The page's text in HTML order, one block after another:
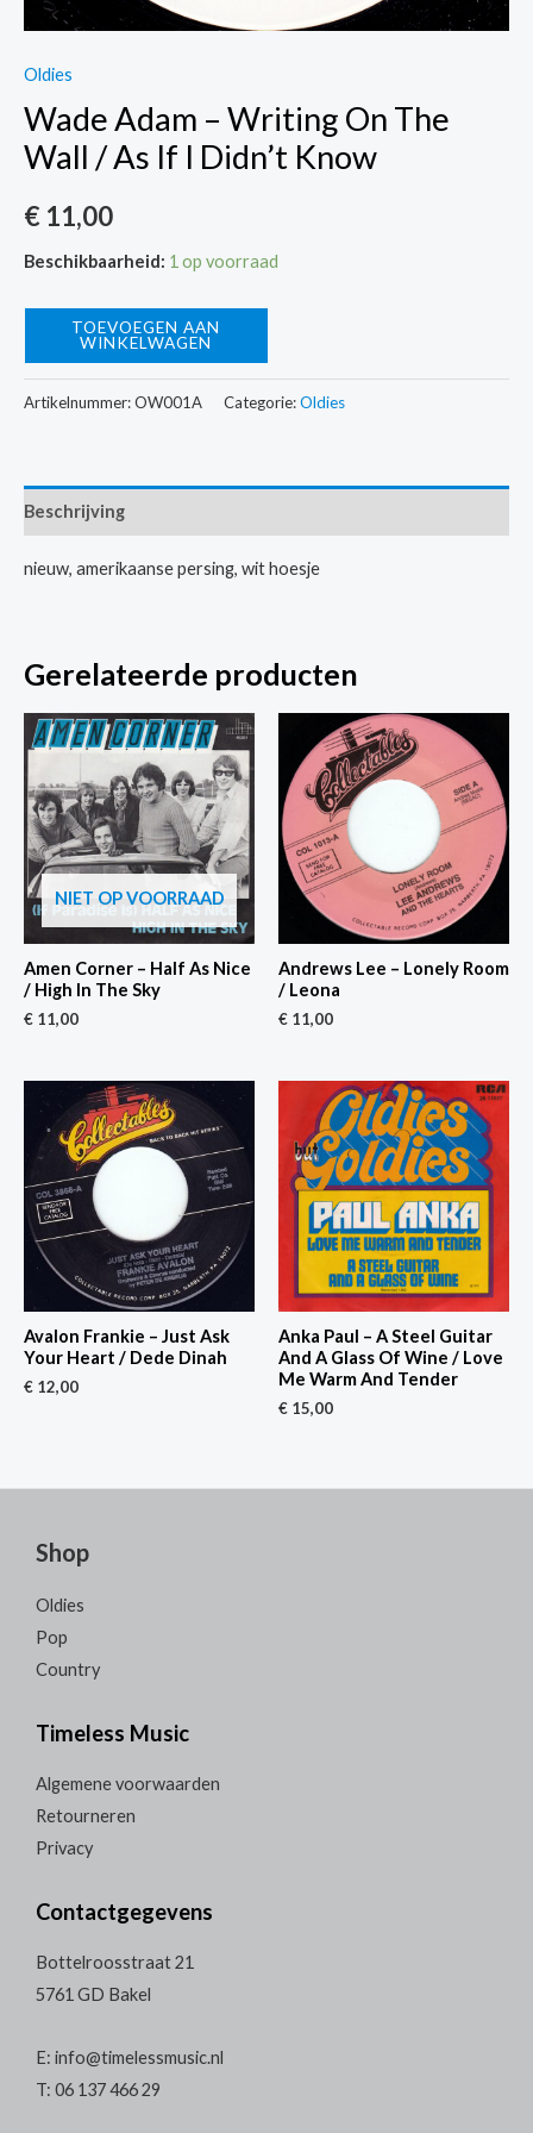
Oldies
Wade Adam – Writing On The
Wall / As If I Didn’t Know
€ 11,00
Beschikbaarheid: 1 op voorraad
The
Wall
As
Didn't
Know
aantal
TOEVOEGEN AAN
WINKELWAGEN
Artikelnummer:OW001A Categorie:Oldies
Beschrijving
nieuw, amerikaanse persing, wit hoesje
Gerelateerde producten
NIET OP VOORRAAD
Amen Corner – Half As Nice
/ High In The Sky
€ 11,00
Andrews Lee – Lonely Room
/ Leona
€ 11,00
Avalon Frankie – Just Ask
Your Heart / Dede Dinah
€ 12,00
Anka Paul – A Steel Guitar
And A Glass Of Wine / Love
Me Warm And Tender
€ 15,00
Shop
Oldies
Pop
Country
Timeless Music
Algemene voorwaarden
Retourneren
Privacy
Contactgegevens
Bottelroosstraat 21
5761 GD Bakel
E: info@timelessmusic.nl
T: 06 137 466 29